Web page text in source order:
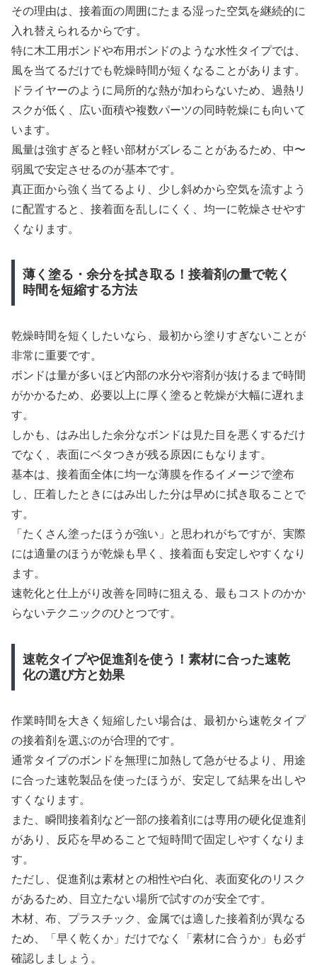
その理由は、接着面の周囲にたまる湿った空気を継続的に
入れ替えられるからです。
特に木工用ボンドや布用ボンドのような水性タイプでは、
風を当てるだけでも乾燥時間が短くなることがあります。
ドライヤーのように局所的な熱が加わらないため、過熱リ
スクが低く、広い面積や複数パーツの同時乾燥にも向いて
います。
風量は強すぎると軽い部材がズレることがあるため、中〜
弱風で安定させるのが基本です。
真正面から強く当てるより、少し斜めから空気を流すよう
に配置すると、接着面を乱しにくく、均一に乾燥させやす
くなります。
薄く塗る・余分を拭き取る！接着剤の量で乾く
時間を短縮する方法
乾燥時間を短くしたいなら、最初から塗りすぎないことが
非常に重要です。
ボンドは量が多いほど内部の水分や溶剤が抜けるまで時間
がかかるため、必要以上に厚く塗ると乾燥が大幅に遅れま
す。
しかも、はみ出した余分なボンドは見た目を悪くするだけ
でなく、表面にベタつきが残る原因にもなります。
基本は、接着面全体に均一な薄膜を作るイメージで塗布
し、圧着したときにはみ出した分は早めに拭き取ることで
す。
「たくさん塗ったほうが強い」と思われがちですが、実際
には適量のほうが乾燥も早く、接着面も安定しやすくなり
ます。
速乾化と仕上がり改善を同時に狙える、最もコストのかか
らないテクニックのひとつです。
速乾タイプや促進剤を使う！素材に合った速乾
化の選び方と効果
作業時間を大きく短縮したい場合は、最初から速乾タイプ
の接着剤を選ぶのが合理的です。
通常タイプのボンドを無理に加熱して急がせるより、用途
に合った速乾製品を使ったほうが、安定して結果を出しや
すくなります。
また、瞬間接着剤など一部の接着剤には専用の硬化促進剤
があり、反応を早めることで短時間で固定しやすくなりま
す。
ただし、促進剤は素材との相性や白化、表面変化のリスク
があるため、目立たない場所で試すのが安全です。
木材、布、プラスチック、金属では適した接着剤が異なる
ため、「早く乾くか」だけでなく「素材に合うか」も必ず
確認しましょう。